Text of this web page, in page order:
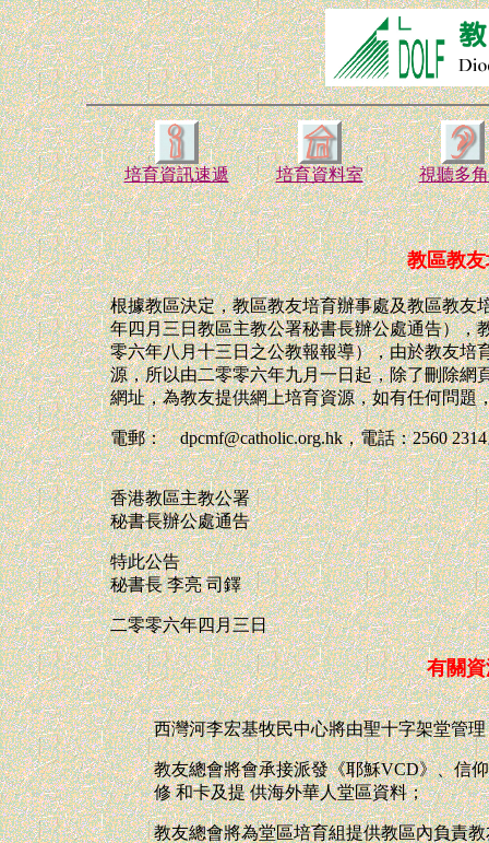
培育資訊速遞 培育資料室 視聽多
教區教
根據教區決定，教區教友培育辦事處及教區教友
年四月三日教區主教公署秘書長辦公處通告），
零六年八月十三日之公教報報導），由於教友培
源，所以由二零零六年九月一日起，除了刪除網
網址，為教友提供網上培育資源，如有任何問題
電郵： dpcmf@catholic.org.hk，電話：2560
香港教區主教公署
秘書長辦公處通告
特此公告
秘書長 李亮 司鐸
二零零六年四月三日
有關
西灣河李宏基牧民中心將由聖十字架堂管
教友總會將會承接派發《耶穌VCD》、信
修 和卡及提 供海外華人堂區資料；
教友總會將為堂區培育組提供教區內負責